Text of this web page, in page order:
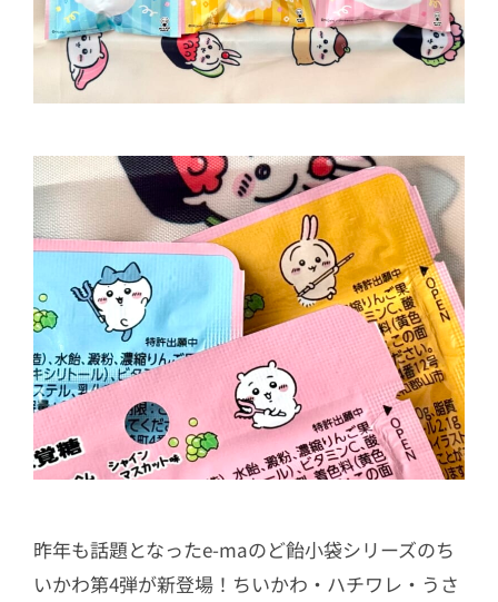
昨年も話題となったe-maのど飴小袋シリーズのち
いかわ第4弾が新登場！ちいかわ・ハチワレ・うさ